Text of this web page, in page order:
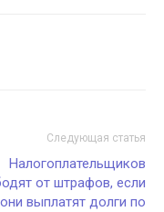
Следующая статья
Налогоплательщиков
от штрафов, если
они выплатят долги по